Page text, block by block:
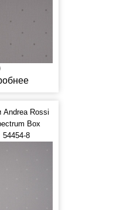
Andrea Rossi
Box
54454-8